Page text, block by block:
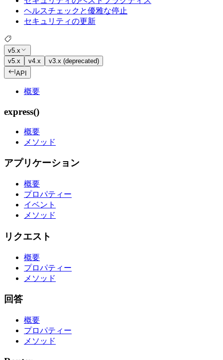
ヘルスチェックと優雅な停止
セキュリティの更新
v5.x
v5.x
v4.x
v3.x (deprecated)
API
概要
express()
概要
メソッド
アプリケーション
概要
プロパティー
イベント
メソッド
リクエスト
概要
プロパティー
メソッド
回答
概要
プロパティー
メソッド